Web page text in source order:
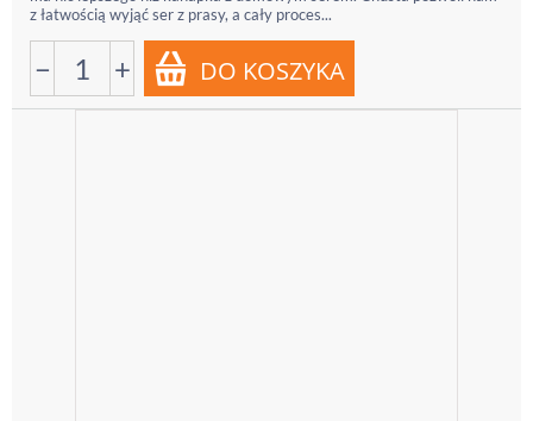
z łatwością wyjąć ser z prasy, a cały proces...
− +